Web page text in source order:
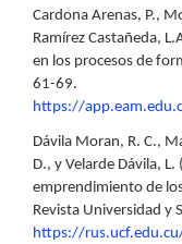
Cardona Arenas, P.,
Ramírez Castañeda,
en los procesos de
61-69.
https://
Dávila Moran, R. C.,
D., y Velarde Dávila,
emprendimiento de
Revista Universidad y
https://